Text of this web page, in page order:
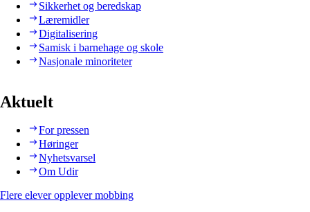
Sikkerhet og beredskap
Læremidler
Digitalisering
Samisk i barnehage og skole
Nasjonale minoriteter
Aktuelt
For pressen
Høringer
Nyhetsvarsel
Om Udir
Flere elever opplever mobbing